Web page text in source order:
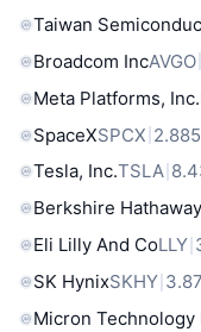
Taiwan
Broadcom IncAVGO
Meta Platforms, Inc.
SpaceXSPCX
Tesla, Inc.TSLA
Berkshire
Eli Lilly And CoLLY
SK HynixSKHY
Micron Technology